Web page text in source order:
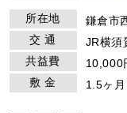
所在地
鎌倉市
交 通
JR横須
共益費
10,000
敷 金
1.5ヶ月